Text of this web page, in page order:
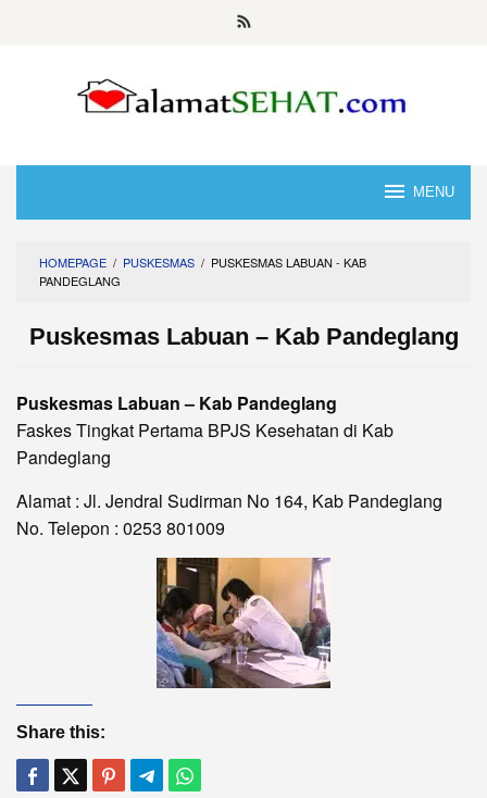
MENU
HOMEPAGE / PUSKESMAS / PUSKESMAS LABUAN - KAB
PANDEGLANG
Puskesmas Labuan – Kab Pandeglang
Puskesmas Labuan – Kab Pandeglang
Faskes Tingkat Pertama BPJS Kesehatan di Kab
Pandeglang
Alamat : Jl. Jendral Sudirman No 164, Kab Pandeglang
No. Telepon : 0253 801009
Share this: